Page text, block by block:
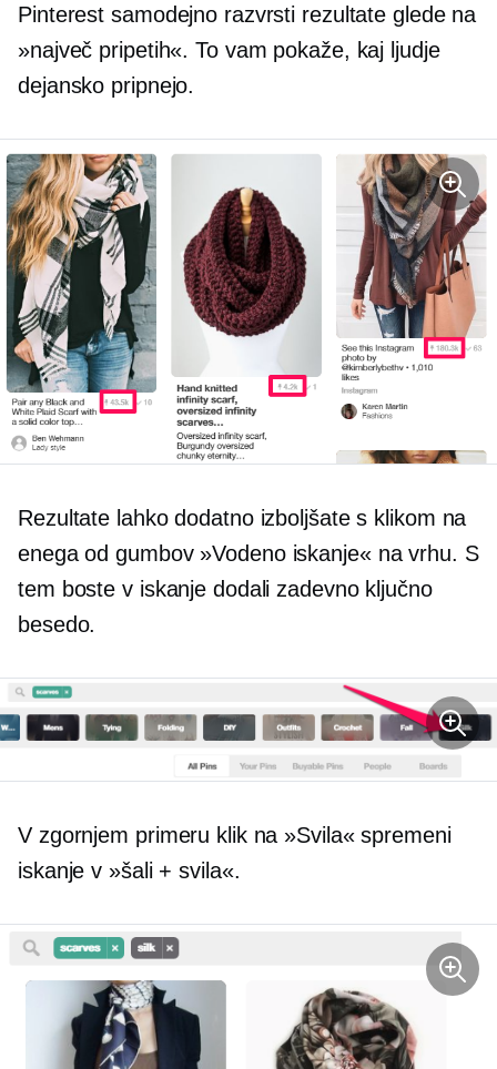
Pinterest samodejno razvrsti rezultate glede na
»največ pripetih«. To vam pokaže, kaj ljudje
dejansko pripnejo.
Rezultate lahko dodatno izboljšate s klikom na
enega od gumbov »Vodeno iskanje« na vrhu. S
tem boste v iskanje dodali zadevno ključno
besedo.
V zgornjem primeru klik na »Svila« spremeni
iskanje v »šali + svila«.